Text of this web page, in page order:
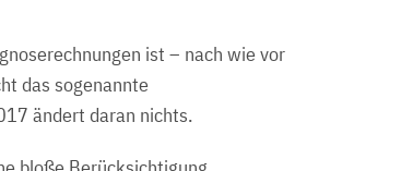
ist – nach wie vor
das sogenannte
ändert daran nichts.